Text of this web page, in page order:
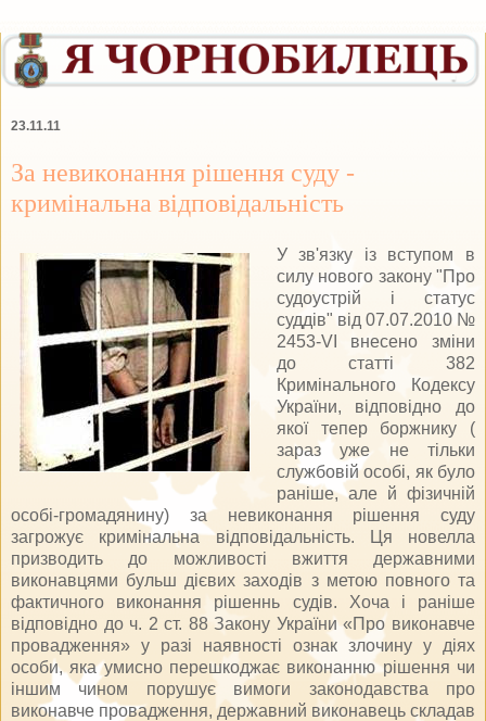
23.11.11
За невиконання рішення суду -
кримінальна відповідальність
У зв'язку із вступом в
силу нового закону "Про
судоустрій і статус
суддів" від 07.07.2010 №
2453-VI внесено зміни
до статті 382
Кримінального Кодексу
України, відповідно до
якої тепер боржнику (
зараз уже не тільки
службовій особі, як було
раніше, але й фізичній
особі-громадянину) за невиконання рішення суду
загрожує кримінальна відповідальність. Ця новелла
призводить до можливості вжиття державними
виконавцями бульш дієвих заходів з метою повного та
фактичного виконання рішеннь судів. Хоча і раніше
відповідно до ч. 2 ст. 88 Закону України «Про виконавче
провадження» у разі наявності ознак злочину у діях
особи, яка умисно перешкоджає виконанню рішення чи
іншим чином порушує вимоги законодавства про
виконавче провадження, державний виконавець складав